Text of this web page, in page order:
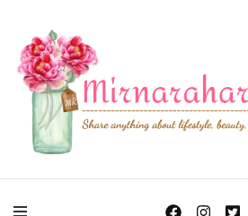
Mirna
Lifestyle, Beauty & Working Mom Journey